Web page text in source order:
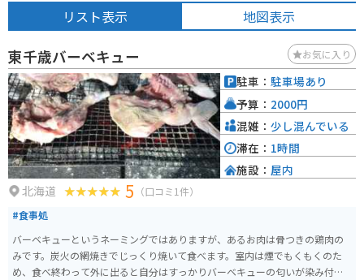
リスト表示 地図表示
東千歳バーベキュー お気に入り
北海道 5 （口コミ1件）
#食事処
バーベキューというネーミングではありますが、あるお肉は骨つきの鶏肉の
みです。炭火の網焼きでじっくり焼いて食べます。室内は煙でもくもくのた
め、食べ終わって外に出ると自分はすっかりバーベキューの匂いが染み付い
駐車： 駐車場あり
予算： 2000円
混雑： 少し混んでいる
滞在： 1時間
施設： 屋内